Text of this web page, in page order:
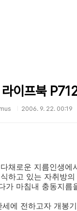
이프북
2006. 9. 22. 00:19
채로운 지름인생
하고 있는 자취방
가 마침내 충동지름
세에 전하고자 개봉